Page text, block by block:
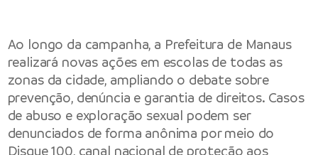
Ao longo da campanha, a Prefeitura de Manaus
realizará novas ações em escolas de todas as
zonas da cidade, ampliando o debate sobre
prevenção, denúncia e garantia de direitos. Casos
de abuso e exploração sexual podem ser
denunciados de forma anônima por meio do
Disque 100, canal nacional de proteção aos